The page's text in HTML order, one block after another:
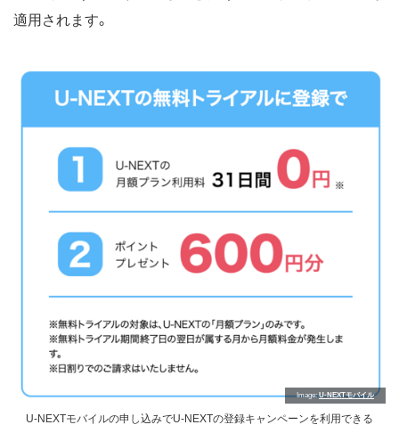
適用されます。
Image U-NEXTモバイル
U-NEXTモバイルの申し込みでU-NEXTの登録キャンペーンを利用できる